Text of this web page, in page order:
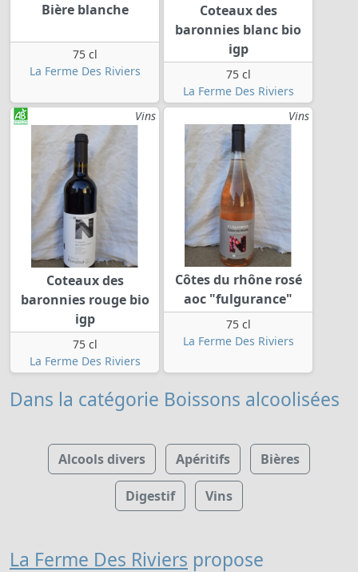
Bière blanche
75 cl
La Ferme Des Riviers
Coteaux des
baronnies blanc bio
igp
75 cl
La Ferme Des Riviers
Vins
Coteaux des
baronnies rouge bio
igp
75 cl
La Ferme Des Riviers
Vins
Côtes du rhône rosé
aoc "fulgurance"
75 cl
La Ferme Des Riviers
Dans la catégorie Boissons alcoolisées
Alcools divers Apéritifs Bières
Digestif Vins
La Ferme Des Riviers propose